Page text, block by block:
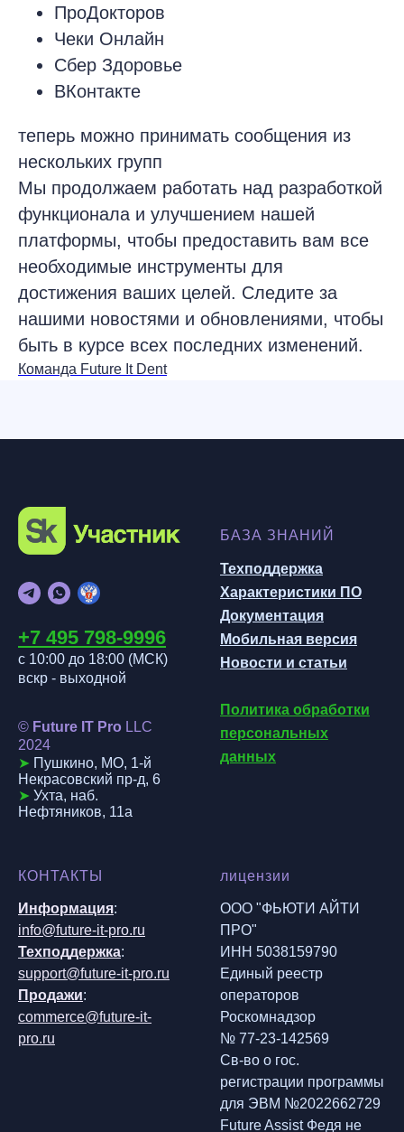
ПроДокторов
Чеки Онлайн
Сбер Здоровье
ВКонтакте
теперь можно принимать сообщения из
нескольких групп
Мы продолжаем работать над разработкой
функционала и улучшением нашей
платформы, чтобы предоставить вам все
необходимые инструменты для
достижения ваших целей. Следите за
нашими новостями и обновлениями, чтобы
быть в курсе всех последних изменений.
Команда Future It Dent
+7 495 798-9996
с 10:00 до 18:00 (МСК)
вскр - выходной
© Future IT Pro LLC
2024
➤ Пушкино, МО, 1-й
Некрасовский пр-д, 6
➤ Ухта, наб.
Нефтяников, 11а
БАЗА ЗНАНИЙ
Техподдержка
Характеристики ПО
Документация
Мобильная версия
Новости и статьи
Политика обработки
персональных
данных
КОНТАКТЫ
Информация:
info@future-it-pro.ru
Техподдержка:
support@future-it-pro.ru
Продажи:
commerce@future-it-
pro.ru
лицензии
ООО "ФЬЮТИ АЙТИ
ПРО"
ИНН 5038159790
Единый реестр
операторов
Роскомнадзор
№ 77-23-142569
Св-во о гос.
регистрации программы
для ЭВМ №2022662729
Future Assist Федя не